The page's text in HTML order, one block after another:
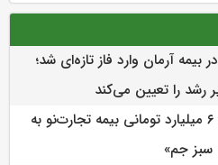
بیمه آرمان وارد فاز تازه‌ای شد؛
رشد را تعیین می‌کند
پرداخت خسارت ۶ میلیارد تومانی بیمه تجارت‌نو به
سبز جم»